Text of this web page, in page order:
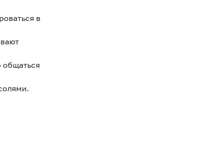
в
общаться